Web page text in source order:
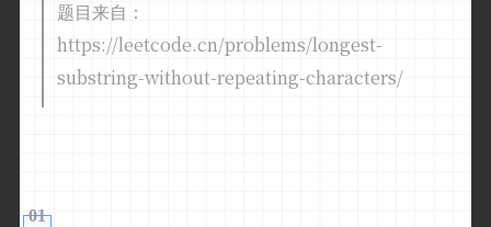
题目来自：
https://leetcode.cn/problems/longest-
substring-without-repeating-characters/
01